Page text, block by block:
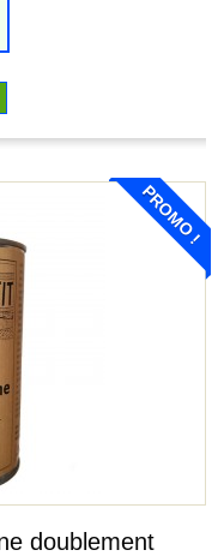
PROMO !
doublement